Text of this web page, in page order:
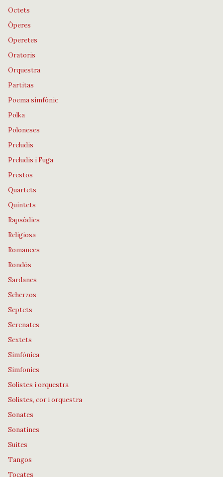
Octets
Òperes
Operetes
Oratoris
Orquestra
Partitas
Poema simfònic
Polka
Poloneses
Preludis
Preludis i Fuga
Prestos
Quartets
Quintets
Rapsòdies
Religiosa
Romances
Rondós
Sardanes
Scherzos
Septets
Serenates
Sextets
Simfònica
Simfonies
Solistes i orquestra
Solistes, cor i orquestra
Sonates
Sonatines
Suites
Tangos
Tocates